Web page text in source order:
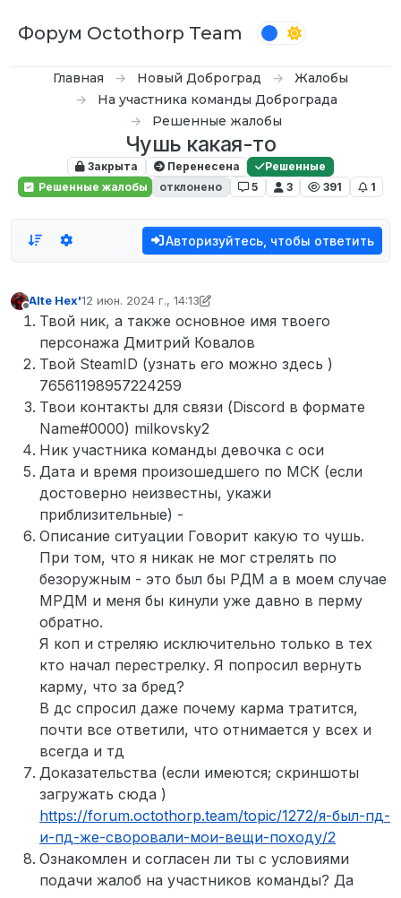
Форум Octothorp Team
Главная Новый Доброград
Жалобы
На участника команды Доброграда
Решенные жалобы
Чушь какая-то
Закрыта Перенесена
Решенные
Решенные жалобы
отклонено 5 3 391 1
Авторизуйтесь, чтобы ответить
Не в сети
Alte Hex'12 июн. 2024 г., 14:13
отредактировано inquizzy
Твой ник, а также основное имя твоего
персонажа Дмитрий Ковалов
Твой SteamID (узнать его можно здесь )
76561198957224259
Твои контакты для связи (Discord в формате
Name#0000) milkovsky2
Ник участника команды девочка с оси
Дата и время произошедшего по МСК (если
достоверно неизвестны, укажи
приблизительные) -
Описание ситуации Говорит какую то чушь.
При том, что я никак не мог стрелять по
безоружным - это был бы РДМ а в моем случае
МРДМ и меня бы кинули уже давно в перму
обратно.
Я коп и стреляю исключительно только в тех
кто начал перестрелку. Я попросил вернуть
карму, что за бред?
В дс спросил даже почему карма тратится,
почти все ответили, что отнимается у всех и
всегда и тд
Доказательства (если имеются; скриншоты
загружать сюда )
https://forum.octothorp.team/topic/1272/я-был-пд-
и-пд-же-своровали-мои-вещи-походу/2
Ознакомлен и согласен ли ты с условиями
подачи жалоб на участников команды? Да